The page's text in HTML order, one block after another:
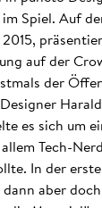
Spiel. Auf
auf der
der
es sich um
Tech-
In der
aber